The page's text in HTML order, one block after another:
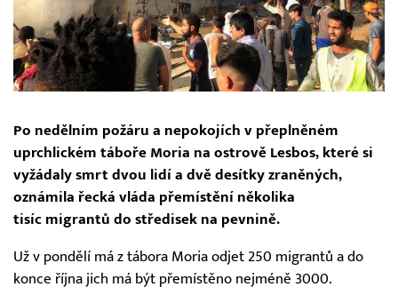
Po nedělním požáru a nepokojích v přeplněném
uprchlickém táboře Moria na ostrově Lesbos, které si
vyžádaly smrt dvou lidí a dvě desítky zraněných,
oznámila řecká vláda přemístění několika
tisíc migrantů do středisek na pevnině.
Už v pondělí má z tábora Moria odjet 250 migrantů a do
konce října jich má být přemístěno nejméně 3000.